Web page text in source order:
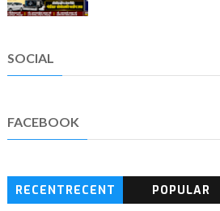
SOCIAL
FACEBOOK
RECENTRECENT
POPULAR